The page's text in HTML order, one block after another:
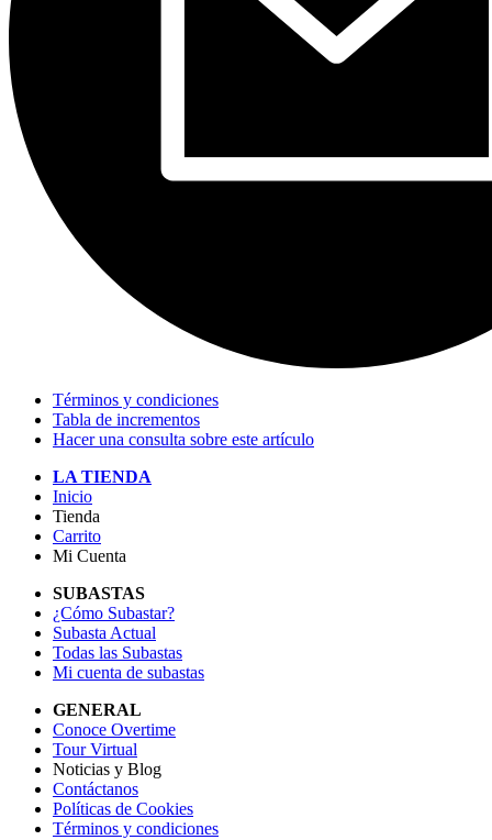
Términos y condiciones
Tabla de incrementos
Hacer una consulta sobre este artículo
LA TIENDA
Inicio
Tienda
Carrito
Mi Cuenta
SUBASTAS
¿Cómo Subastar?
Subasta Actual
Todas las Subastas
Mi cuenta de subastas
GENERAL
Conoce Overtime
Tour Virtual
Noticias y Blog
Contáctanos
Políticas de Cookies
Términos y condiciones